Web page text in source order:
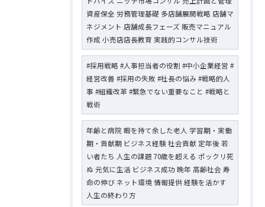
資産保全 労務管理基礎 多店舗展開戦略 店舗マ
ネジメント 店舗成長フェーズ 販売マニュアル
作成 小売店店長教育 実践的コンサル技術
#採用戦略 #人事担当者の役割 #中小企業経営 #
経営改善 #採用の失敗 #社長の悩み #戦略的人
事 #組織改革 #緊急でない重要なこと #戦略と
戦術
年齢と病院 暇を持て余した老人 学習期・実働
期・貢献期 ビジネス経験 社会貢献 定年後 若
い者たち 人生の課題 70歳を超える ポックリ死
ぬ 元気に生活 ビジネス成功 晩年 高齢社会 寿
命の伸び ネット環境 情報提供 経験を活かす
人生の終わり方